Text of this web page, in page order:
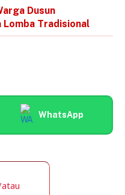
Dusun
Lomba Tradisional
WhatsApp